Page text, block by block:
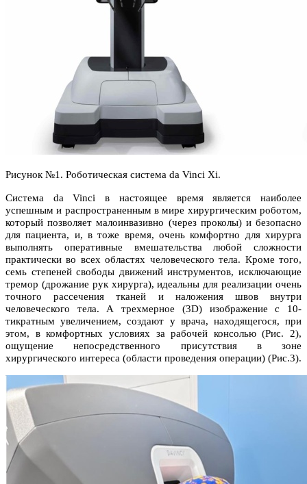
Рисунок №1. Роботическая система da Vinci Xi.
Система da Vinci в настоящее время является наиболее
успешным и распространенным в мире хирургическим роботом,
который позволяет малоинвазивно (через проколы) и безопасно
для пациента, и, в тоже время, очень комфортно для хирурга
выполнять оперативные вмешательства любой сложности
практически во всех областях человеческого тела. Кроме того,
семь степеней свободы движений инструментов, исключающие
тремор (дрожание рук хирурга), идеальны для реализации очень
точного рассечения тканей и наложения швов внутри
человеческого тела. А трехмерное (3D) изображение с 10-
тикратным увеличением, создают у врача, находящегося, при
этом, в комфортных условиях за рабочей консолью (Рис. 2),
ощущение непосредственного присутствия в зоне
хирургического интереса (области проведения операции) (Рис.3).